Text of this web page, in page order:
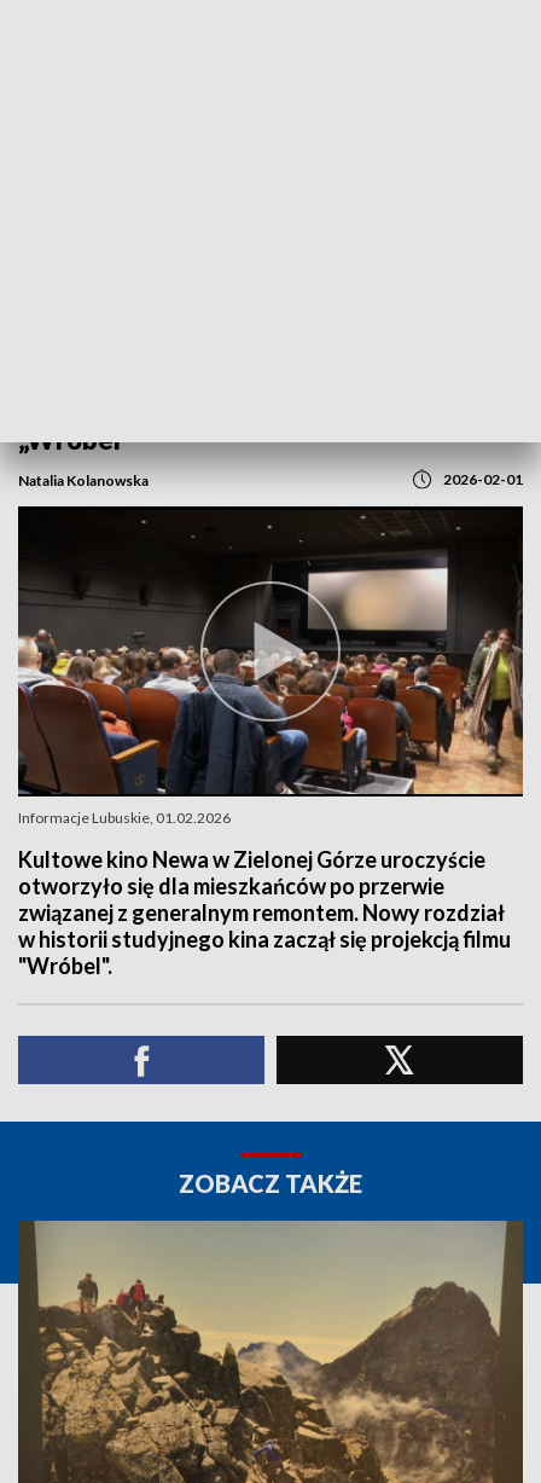
„Wróbel”
Natalia Kolanowska 2026-02-01
Informacje Lubuskie, 01.02.2026
Kultowe kino Newa w Zielonej Górze uroczyście
otworzyło się dla mieszkańców po przerwie
związanej z generalnym remontem. Nowy rozdział
w historii studyjnego kina zaczął się projekcją filmu
"Wróbel".
ZOBACZ TAKŻE